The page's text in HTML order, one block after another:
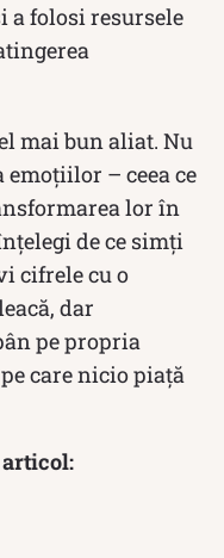
a folosi resursele
mai bun aliat. Nu
– ceea ce
lor în
de ce simți
cifrele cu o
dar
pe propria
care nicio piață